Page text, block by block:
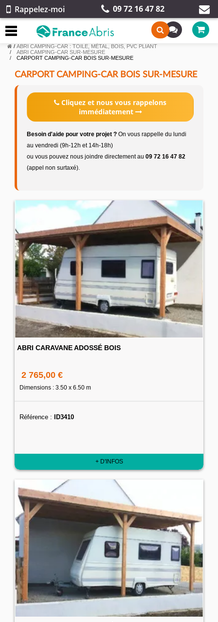
Rappelez-moi 09 72 16 47 82
/ ABRI CAMPING-CAR : TOILE, MÉTAL, BOIS, PVC PLIANT
ABRI CAMPING-CAR SUR-MESURE
CARPORT CAMPING-CAR BOIS SUR-MESURE
CARPORT CAMPING-CAR BOIS SUR-MESURE
Cliquez et nous vous rappelons
immédiatement
Besoin d'aide pour votre projet ? On vous rappelle du lundi
au vendredi (9h-12h et 14h-18h)
ou vous pouvez nous joindre directement au 09 72 16 47 82
(appel non surtaxé).
ABRI CARAVANE ADOSSÉ BOIS
2 765,00 €
Dimensions : 3.50 x 6.50 m
Référence : ID3410
+ D'INFOS